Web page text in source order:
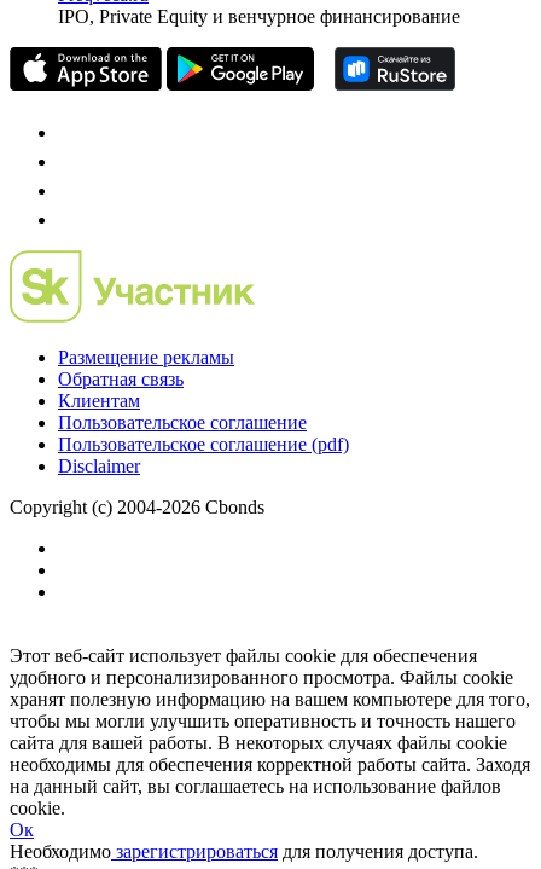
частного инвестора России
проект о российском рынке M&A
Preqveca.ru
Размещение рекламы
Обратная связь
Пользовательское соглашение
Copyright (c) 2004-2026 Cbonds
Этот веб-сайт использует файлы cookie для обеспечения
удобного и персонализированного просмотра. Файлы cookie
хранят полезную информацию на вашем компьютере для того,
чтобы мы могли улучшить оперативность и точность нашего
сайта для вашей работы. В некоторых случаях файлы cookie
необходимы для обеспечения корректной работы сайта. Заходя